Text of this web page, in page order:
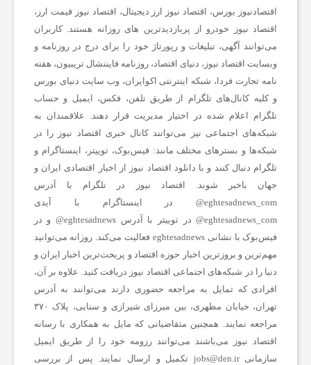
اقتصادنیوز بورس، اقتصاد نیوز ارز دیجیتال، اقتصاد نیوز قیمت ارز،
اقتصاد نیوز خودرو از پربازدیدترین های روزانه هستند. کاربران
می‌توانند آگهی، تبلیغات و رپورتاژ خود را برای درج در روزنامه و
وبسایت اقتصاد نیوز، دنیای اقتصاد، روزنامه فایننشال تریبیون، هفته
نامه تجارت فردا، شبکه اینترنتی اکوایران، وب سایت دنیای بورس
و کلیه کانال‌های تلگرام از طریق تلفن، فکس، ایمیل و حساب
تلگرام اعلام شده در اختیار مدیریت قرار دهند. علاقمندان به
شبکه‎‌های اجتماعی نیز می‌توانند کانال خبری اقتصاد نیوز را در
شبکه‌ها و بسترهای مختلف مانند: فیس‌بوک، توییتر، اینستاگرام و
تلگرام دنبال کنند و با دانلود اقتصاد نیوز از اخبار اقتصادی ایران و
جهان باخبر شوند. اقتصاد نیوز در تلگرام با آدرس
eghtesadnews_com@ در اینستاگرام با آیدی
eghtesadnews_com@ در توییتر با آدرس eghtesadnews@ و در
فیس‌بوک با نشانی eghtesadnews فعالیت می‌کند. روزانه می‌توانید
مهم‌ترین و بروزترین اخبار حوزه اقتصاد و پربحث‌ترین اخبار ایران و
دنیا را در شبکه‌های اجتماعی اقتصاد نیوز دریافت کنید. علاوه بر آن،
افرادی که تمایل به مراجعه حضوری دارند می‌توانند به آدرس
تهران، خیابان مطهری، بین میرزای شیرازی و سنایی، پلاک ۳۷۰
مراجعه نمایند. همچنین متقاضیانی که مایل به همکاری با رسانه‌
اقتصاد نیوز می‌باشند می‌توانند رزومه خود را از طریق ایمیل
سازمانی jobs@den.ir تکمیل و ارسال نمایند. پس از بررسی